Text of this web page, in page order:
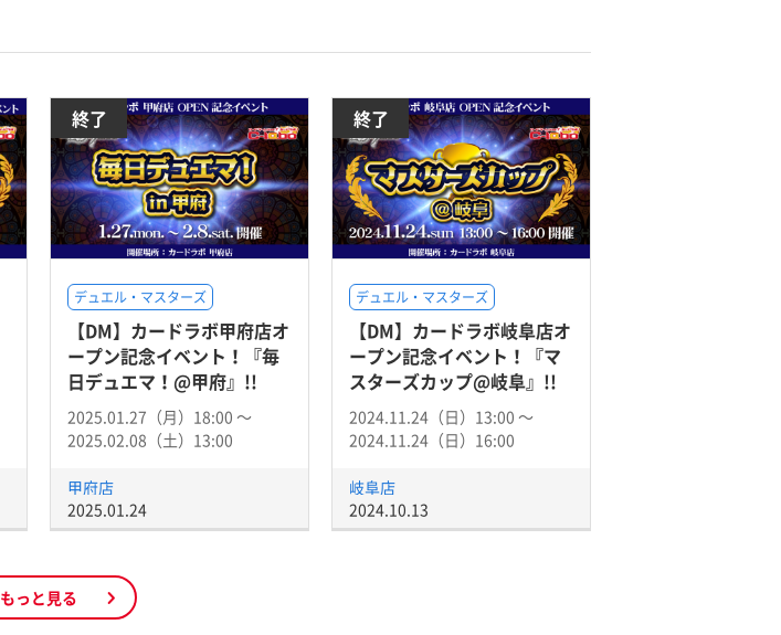
終了
デュエル・マスターズ
【DM】カードラボ甲府店オ
ープン記念イベント！『毎
日デュエマ！@甲府』!!
2025.01.27（月）18:00 〜
2025.02.08（土）13:00
甲府店
2025.01.24
終了
デュエル・マスターズ
【DM】カードラボ岐阜店オ
ープン記念イベント！『マ
スターズカップ@岐阜』!!
2024.11.24（日）13:00 〜
2024.11.24（日）16:00
岐阜店
2024.10.13
もっと見る